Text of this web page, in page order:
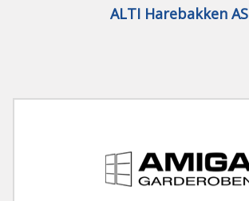
ALTI Harebakken AS